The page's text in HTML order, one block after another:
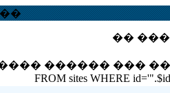
��
������ ��� ������
FROM sites WHERE